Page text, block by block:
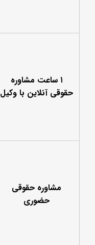
۱ ساعت مشاوره
حقوقی آنلاین با وکیل
مشاوره حقوقی
حضوری